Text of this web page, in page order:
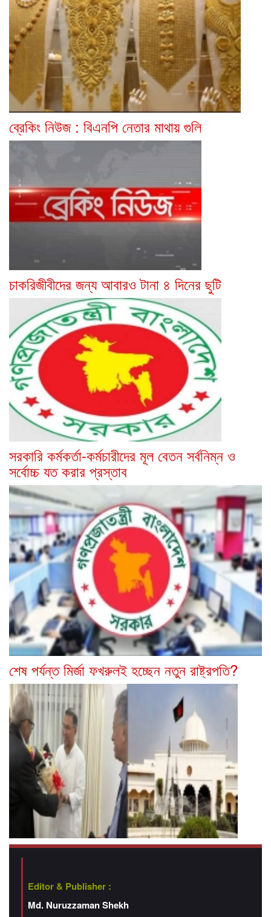
ব্রেকিং নিউজ : বিএনপি নেতার মাথায় গুলি
চাকরিজীবীদের জন্য আবারও টানা ৪ দিনের ছুটি
সরকারি কর্মকর্তা-কর্মচারীদের মূল বেতন সর্বনিম্ন ও
সর্বোচ্চ যত করার প্রস্তাব
শেষ পর্যন্ত মির্জা ফখরুলই হচ্ছেন নতুন রাষ্ট্রপতি?
Editor & Publisher :
Md. Nuruzzaman Shekh